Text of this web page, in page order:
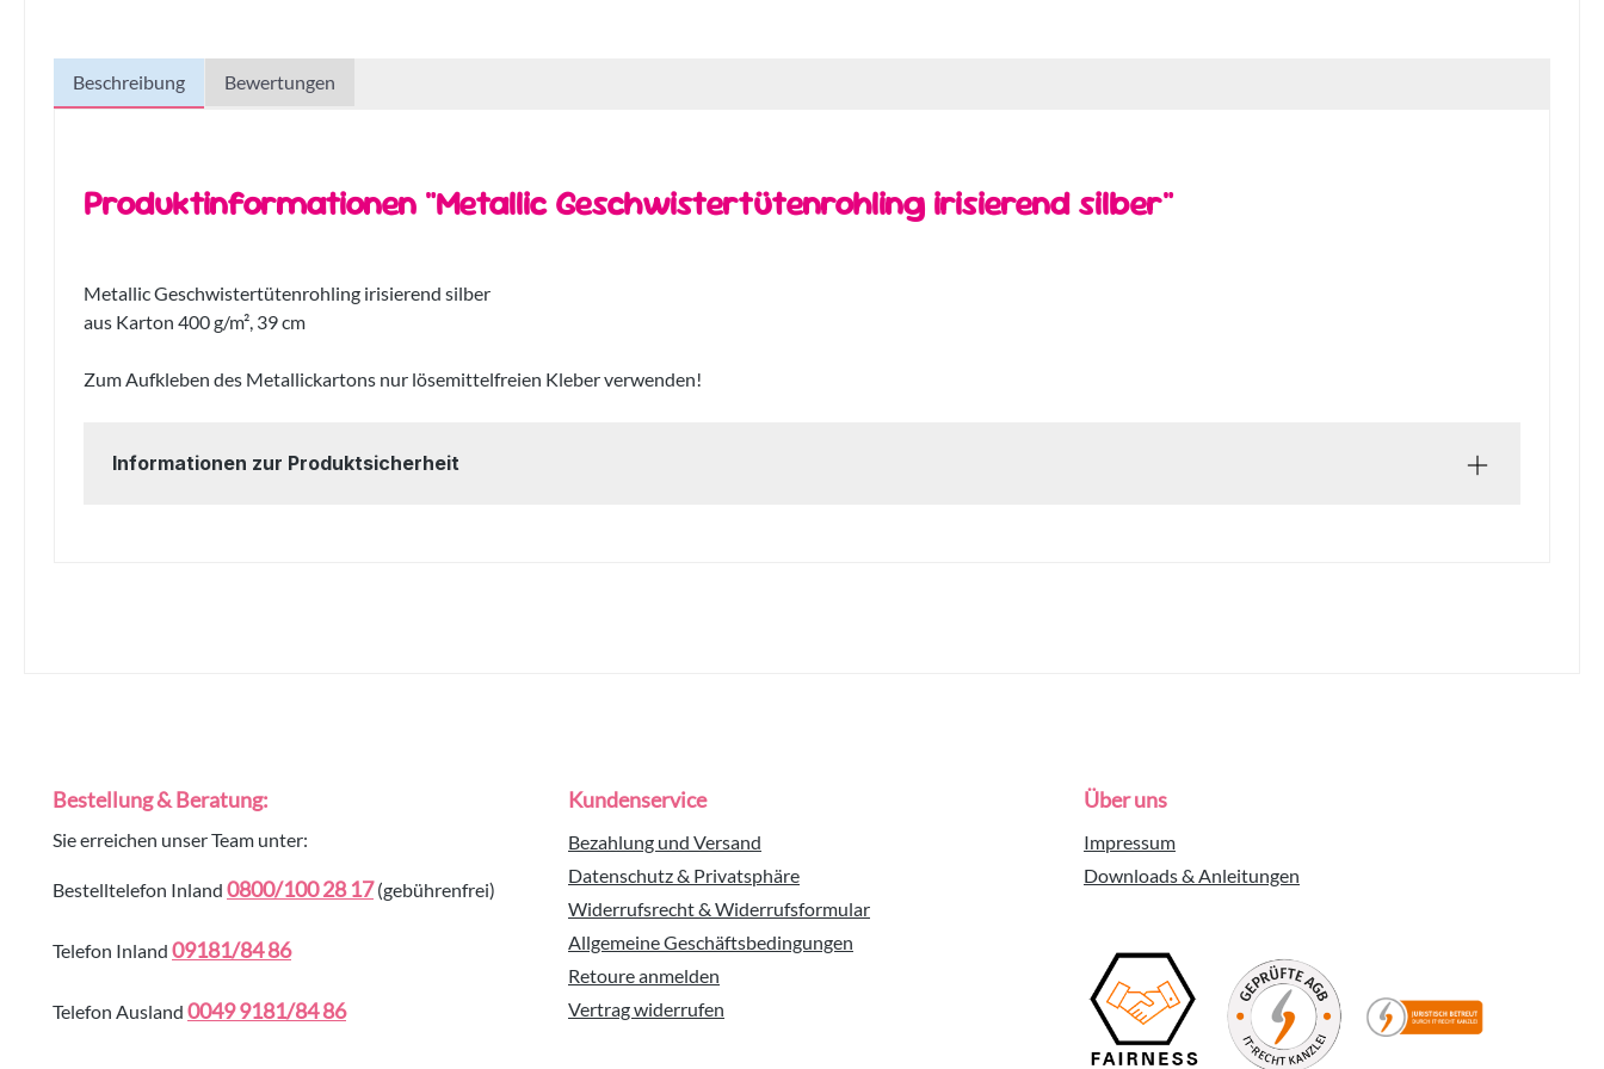
Beschreibung Bewertungen
Produktinformationen "Metallic Geschwistertütenrohling irisierend silber"
Metallic Geschwistertütenrohling irisierend silber
aus Karton 400 g/m², 39 cm
Zum Aufkleben des Metallickartons nur lösemittelfreien Kleber verwenden!
Informationen zur Produktsicherheit
Bestellung & Beratung:
Sie erreichen unser Team unter:
Bestelltelefon Inland 0800/100 28 17(gebührenfrei)
Telefon Inland 09181/84 86
Telefon Ausland 0049 9181/84 86
Kundenservice
Bezahlung und Versand
Datenschutz & Privatsphäre
Widerrufsrecht & Widerrufsformular
Allgemeine Geschäftsbedingungen
Retoure anmelden
Vertrag widerrufen
Über uns
Impressum
Downloads & Anleitungen